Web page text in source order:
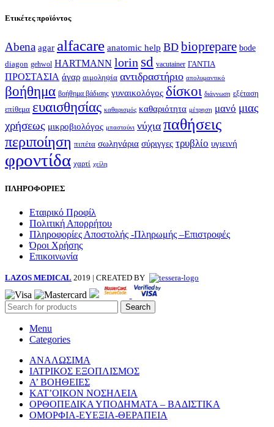
Ετικέτες προϊόντος
Abena agar alfacare anatomic help BD bioprepare bode
diagon gehwol HARTMANN lorin sd vacutainer ΓΑΝΤΙΑ
ΠΡΟΣΤΑΣΙΑ άγαρ αιμοληψία αντιδραστήριο απολυμαντικό
βοήθημα βοήθημα βάδισης γυναικολόγος δίσκοι διάγνωση εξέταση
επίθεμα ευαισθησίας καθαρισμός καθαριότητα μέτρηση μανό μιας
χρήσεως μικροβιολόγος μπαστούνι νύχια παθήσεις
περιποίηση πιπέτα σωληνάρια σύριγγες τρυβλίο υγιεινή
φροντίδα χαρτί χείλη
ΠΛΗΡΟΦΟΡΙΕΣ
Εταιρικό Προφίλ
Πολιτική Απορρήτου
Πληροφορίες Αποστολής -Πληρωμής –Επιστροφές
Όροι Χρήσης
Επικοινωνία
LAZOS MEDICAL 2019 | CREATED BY
Search
Menu
Categories
ΑΝΑΛΩΣΙΜΑ
ΙΑΤΡΙΚΟΣ ΕΞΟΠΛΙΣΜΟΣ
Α’ ΒΟΗΘΕΙΕΣ
ΚΑΤ’ΟΙΚΟΝ ΝΟΣΗΛΕΙΑ
ΟΡΘΟΠΕΔΙΚΑ ΥΠΟΔΗΜΑΤΑ – ΒΑΔΙΣΤΙΚΑ
ΟΜΟΡΦΙΑ-ΕΥΕΞΙΑ-ΘΕΡΑΠΕΙΑ